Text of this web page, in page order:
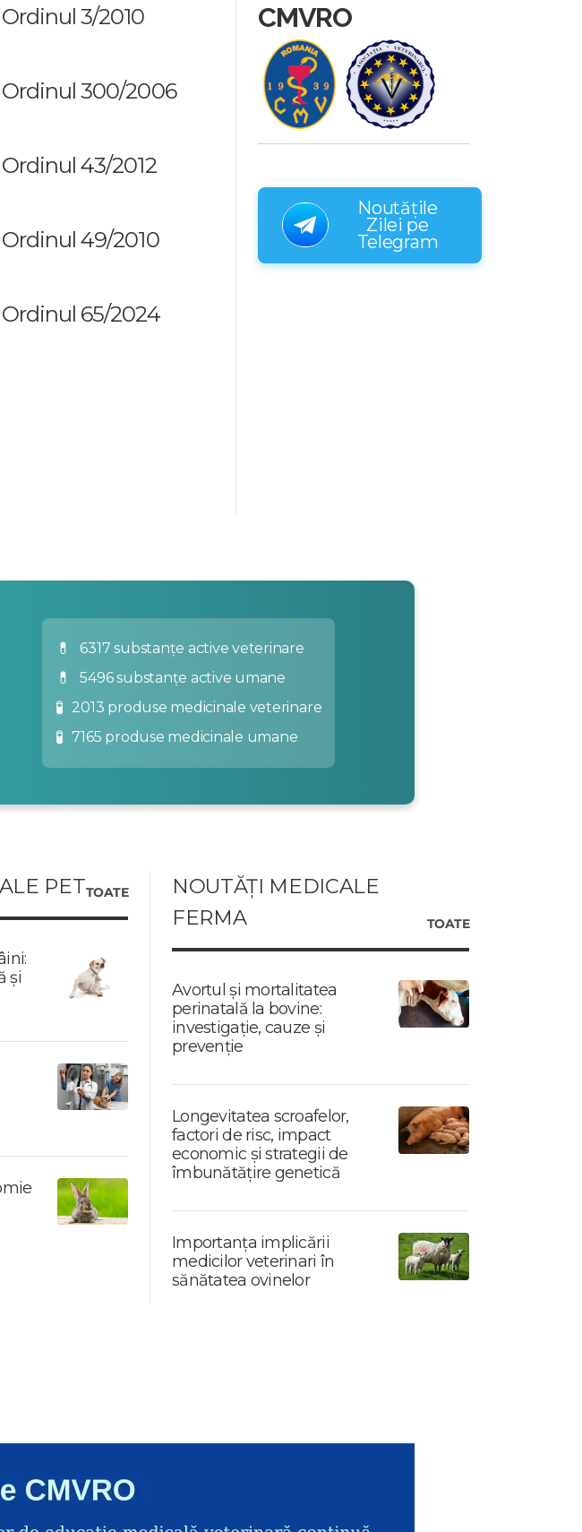
Ordinul 3/2010
Ordinul 300/2006
Ordinul 43/2012
Ordinul 49/2010
Ordinul 65/2024
CMVRO
Noutățile
Zilei pe
Telegram
💊 6317 substanțe active veterinare
💊 5496 substanțe active umane
🧪 2013 produse medicinale veterinare
🧪 7165 produse medicinale umane
PETTOATE
și
NOUTĂȚI MEDICALE
FERMA
TOATE
Avortul și mortalitatea
perinatală la bovine:
investigație, cauze și
prevenție
Longevitatea scroafelor,
factori de risc, impact
economic și strategii de
îmbunătățire genetică
Importanța implicării
medicilor veterinari în
sănătatea ovinelor